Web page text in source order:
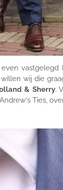
wij die
& Sherry.
Ties,